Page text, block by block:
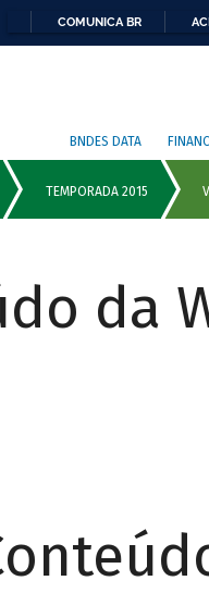
COMUNICA BR
BNDES DATA
da